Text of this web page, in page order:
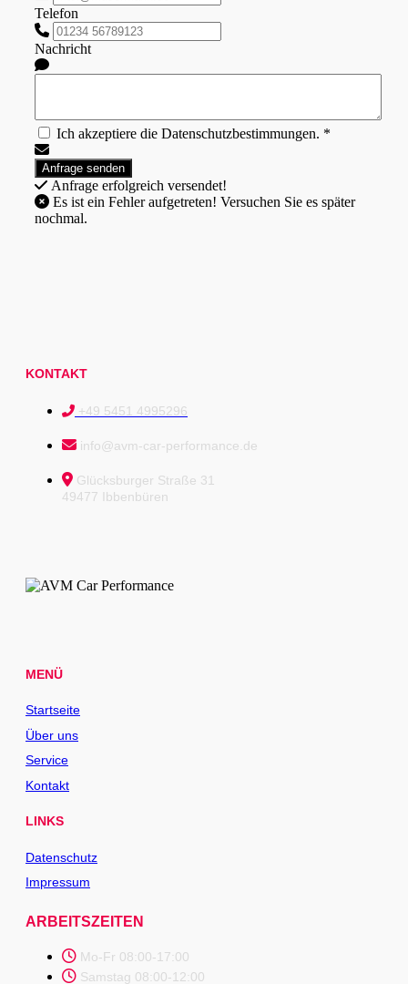
Telefon
Nachricht
Ich akzeptiere die Datenschutzbestimmungen. *
Anfrage erfolgreich versendet!
nochmal.
KONTAKT
+49 5451 4995296
info@avm-car-performance.de
Glücksburger Straße 31
49477 Ibbenbüren
MENÜ
Startseite
Über uns
Service
Kontakt
LINKS
Datenschutz
Impressum
ARBEITSZEITEN
Mo-Fr 08:00-17:00
Samstag 08:00-12:00